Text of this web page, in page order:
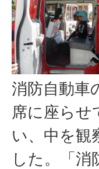
消防自動車
席に座らせ
い、中を観
した。「消